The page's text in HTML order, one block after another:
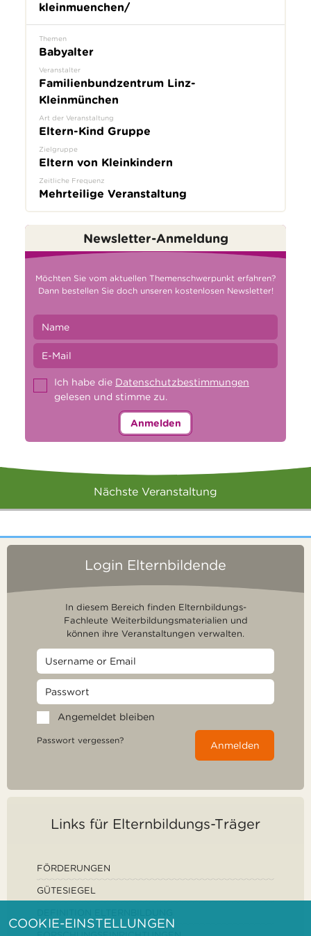
kleinmuenchen/
Themen
Babyalter
Veranstalter
Familienbundzentrum Linz-
Kleinmünchen
Art der Veranstaltung
Eltern-Kind Gruppe
Zielgruppe
Eltern von Kleinkindern
Zeitliche Frequenz
Mehrteilige Veranstaltung
Newsletter-Anmeldung
Möchten Sie vom aktuellen Themenschwerpunkt erfahren?
Dann bestellen Sie doch unseren kostenlosen Newsletter!
Ich habe die Datenschutzbestimmungen
gelesen und stimme zu.
Anmelden
Nächste Veranstaltung
Login Elternbildende
In diesem Bereich finden Elternbildungs-
Fachleute Weiterbildungsmaterialien und
können ihre Veranstaltungen verwalten.
Angemeldet bleiben
Passwort vergessen? Anmelden
Links für Elternbildungs-Träger
FÖRDERUNGEN
GÜTESIEGEL
COOKIE-EINSTELLUNGEN